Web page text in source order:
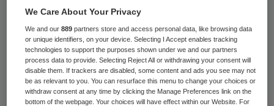
Anne-Marie Laeven-De Boer MPM is op 1
december 2016 in dienst getreden van
adviesbureau Berenschot. Ze was er al
werkzaam van 2005 tot 2009.
We Care About Your Privacy
We and our889 partners store and access personal data, like browsing data
or unique identifiers, on your device. Selecting I Accept enables tracking
technologies to support the purposes shown under we and our partners
process data to provide. Selecting Reject All or withdrawing your consent will
disable them. If trackers are disabled, some content and ads you see may not
be as relevant to you. You can resurface this menu to change your choices or
withdraw consent at any time by clicking the Manage Preferences link on the
bottom of the webpage. Your choices will have effect within our Website. For